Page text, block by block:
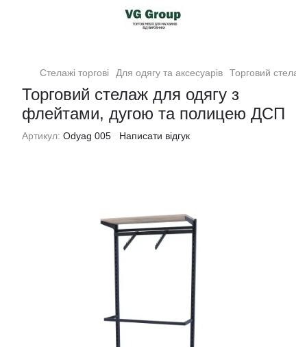
Стелажі торгові Для одягу та аксесуарів Торговий
Торговий стелаж для одягу з
флейтами, дугою та полицею ДСП
Артикул: Odyag 005 Написати відгук